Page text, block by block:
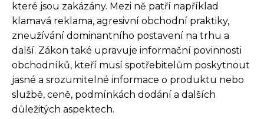
které jsou zakázány. Mezi ně patří například
klamavá reklama, agresivní obchodní praktiky,
zneužívání dominantního postavení na trhu a
další. Zákon také upravuje informační povinnosti
obchodníků, kteří musí spotřebitelům poskytnout
jasné a srozumitelné informace o produktu nebo
službě, ceně, podmínkách dodání a dalších
důležitých aspektech.